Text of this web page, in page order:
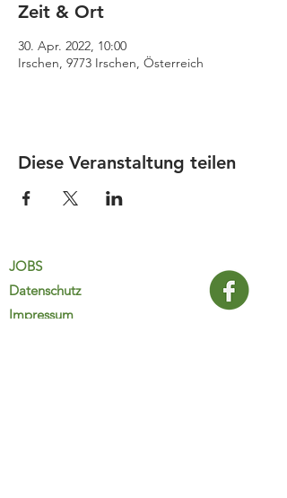
Zeit & Ort
30. Apr. 2022, 10:00
Irschen, 9773 Irschen, Österreich
Diese Veranstaltung teilen
JOBS
Datenschutz
Impressum